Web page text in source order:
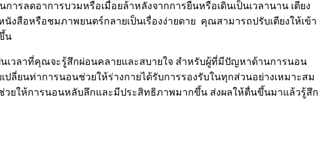
รลดอาการบวมหรือเมื่อยล้าหลังจากการยืนหรือเดินเป็นเวลานาน เตียง
สือหรือชมภาพยนตร์กลายเป็นเรื่องง่ายดาย คุณสามารถปรับเตียงให้เข้า
น
เวลาที่คุณจะรู้สึกผ่อนคลายและสบายใจ สำหรับผู้ที่มีปัญหาด้านการนอน
ปลี่ยนท่าการนอนช่วยให้ร่างกายได้รับการรองรับในทุกส่วนอย่างเหมาะสม
วยให้การนอนหลับลึกและมีประสิทธิภาพมากขึ้น ส่งผลให้ตื่นขึ้นมาแล้วรู้สึก